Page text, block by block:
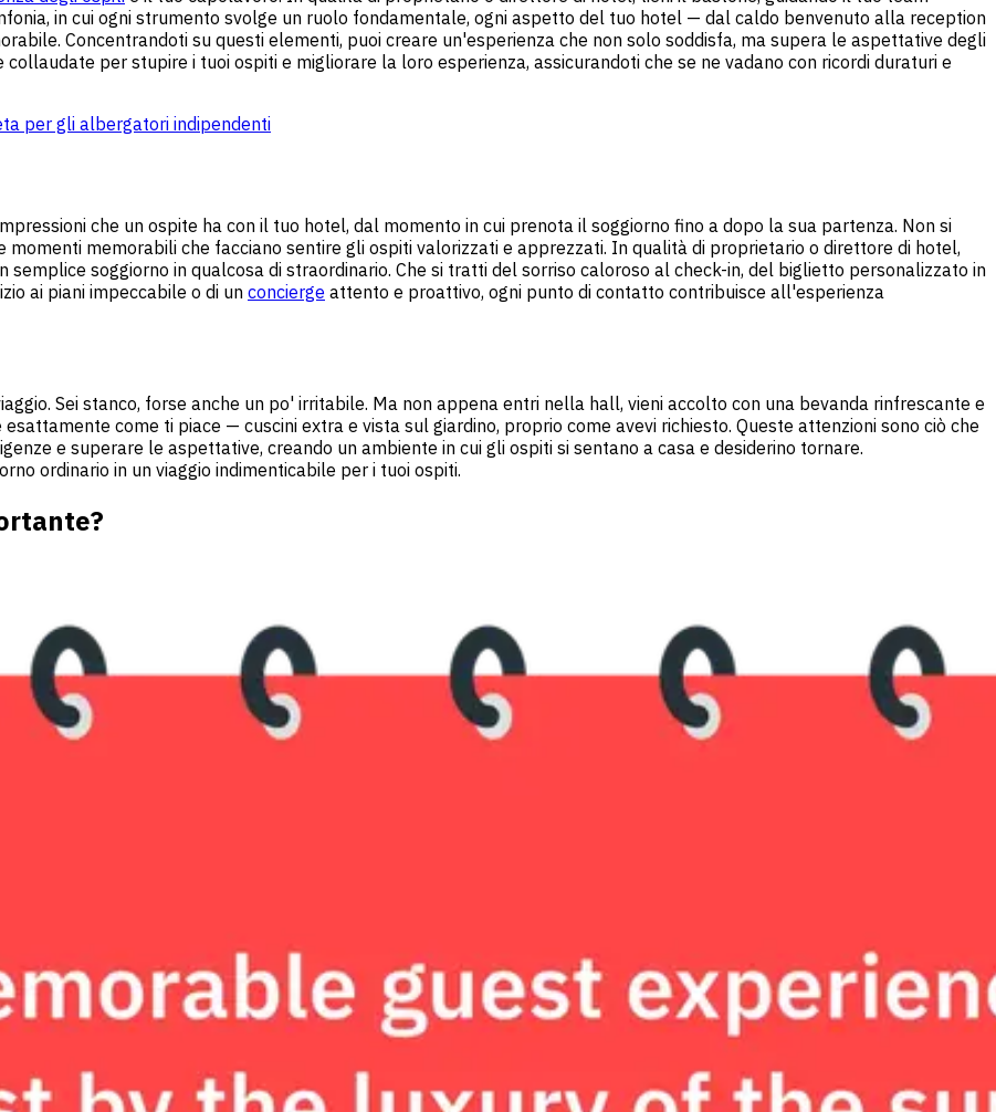
in cui ogni strumento svolge un ruolo fondamentale, ogni aspetto del tuo hotel — dal caldo benvenuto alla reception
Concentrandoti su questi elementi, puoi creare un'esperienza che non solo soddisfa, ma supera le aspettative degli
per stupire i tuoi ospiti e migliorare la loro esperienza, assicurandoti che se ne vadano con ricordi duraturi e
per gli albergatori indipendenti
che un ospite ha con il tuo hotel, dal momento in cui prenota il soggiorno fino a dopo la sua partenza. Non si
memorabili che facciano sentire gli ospiti valorizzati e apprezzati. In qualità di proprietario o direttore di hotel,
soggiorno in qualcosa di straordinario. Che si tratti del sorriso caloroso al check-in, del biglietto personalizzato in
ai piani impeccabile o di un concierge attento e proattivo, ogni punto di contatto contribuisce all'esperienza
Sei stanco, forse anche un po' irritabile. Ma non appena entri nella hall, vieni accolto con una bevanda rinfrescante e
come ti piace — cuscini extra e vista sul giardino, proprio come avevi richiesto. Queste attenzioni sono ciò che
e superare le aspettative, creando un ambiente in cui gli ospiti si sentano a casa e desiderino tornare.
ordinario in un viaggio indimenticabile per i tuoi ospiti.